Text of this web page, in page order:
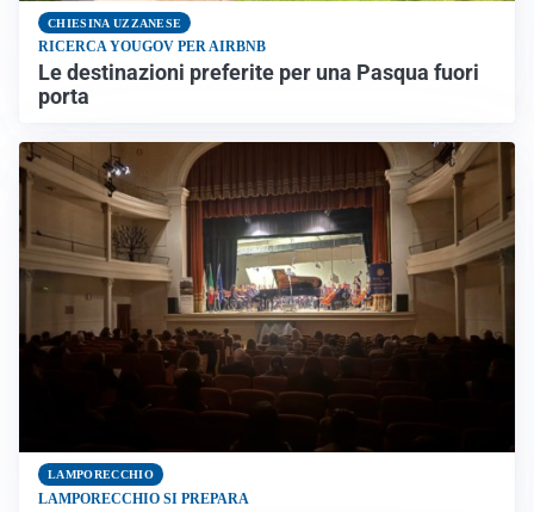
CHIESINA UZZANESE
RICERCA YOUGOV PER AIRBNB
Le destinazioni preferite per una Pasqua fuori
porta
LAMPORECCHIO
LAMPORECCHIO SI PREPARA